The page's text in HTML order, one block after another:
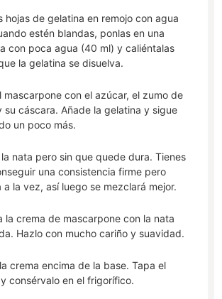
hojas de gelatina en remojo con agua
estén blandas, ponlas en una
con poca agua (40 ml) y caliéntalas
la gelatina se disuelva.
mascarpone con el azúcar, el zumo de
su cáscara. Añade la gelatina y sigue
un poco más.
nata pero sin que quede dura. Tienes
una consistencia firme pero
a la vez, así luego se mezclará mejor.
la crema de mascarpone con la nata
Hazlo con mucho cariño y suavidad.
crema encima de la base. Tapa el
consérvalo en el frigorífico.